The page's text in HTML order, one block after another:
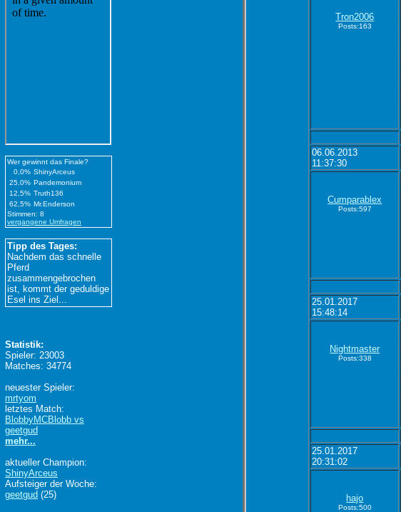
Tron2006
Posts:163
06.06.2013
11:37:30
Cumparablex
Posts:597
25.01.2017
15:48:14
Nightmaster
Posts:338
25.01.2017
20:31:02
hajo
Posts:500
Wer gewinnt das Finale?
0,0% ShinyArceus
25,0% Pandemonium
12,5% Truth136
62,5% Mr.Enderson
Stimmen: 8
vergangene Umfragen
Tipp des Tages:
Nachdem das schnelle
Pferd
zusammengebrochen
ist, kommt der geduldige
Esel ins Ziel...
Statistik:
Spieler: 23003
Matches: 34774
neuester Spieler:
mrtyom
letztes Match:
BlobbyMCBlobb vs
geetgud
mehr...
aktueller Champion:
ShinyArceus
Aufsteiger der Woche:
geetgud (25)